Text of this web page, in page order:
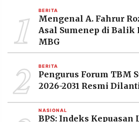
1 BERITA
Mengenal A. Fahrur
Asal Sumenep di Balik
MBG
2 BERITA
Pengurus Forum TBM
2026-2031 Resmi
NASIONAL
BPS: Indeks Kepuasan